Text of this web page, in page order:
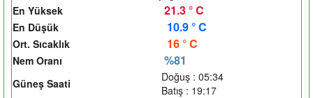
En Yüksek
21.3 ° C
En Düşük 10.9 ° C
Ort. Sıcaklık 16 ° C
Nem Oranı %81
Güneş Saati
Doğuş : 05:34
Batış : 19:17